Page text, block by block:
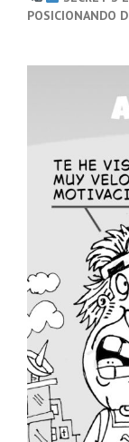
POSICIONANDO